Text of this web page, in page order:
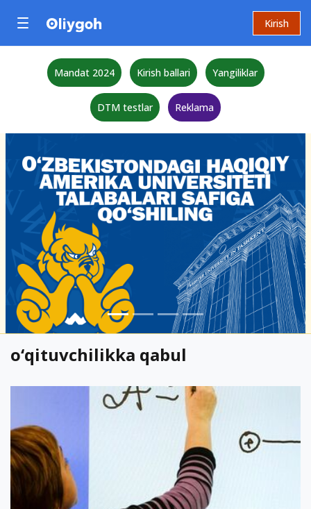
Kirish
Mandat 2024 Kirish ballari Yangiliklar
DTM testlar Reklama
o‘qituvchilikka qabul